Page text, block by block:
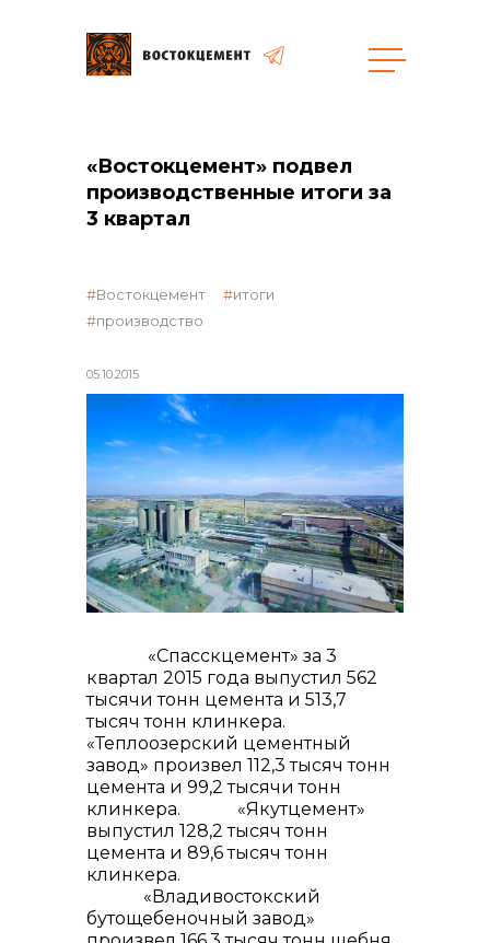
Закупки
общая информация
объявленные закупки
реализация неликвидов
контакты отдела закупок
Контакты
+7 (423) 234 50 50
«Востокцемент» подвел
производственные итоги за
3 квартал
05.10.2015
Востокцемент
итоги
производство
«Спасскцемент» за 3
квартал 2015 года выпустил 562
тысячи тонн цемента и 513,7
тысяч тонн клинкера.
«Теплоозерский цементный
завод» произвел 112,3 тысяч тонн
цемента и 99,2 тысячи тонн
клинкера. «Якутцемент»
выпустил 128,2 тысяч тонн
цемента и 89,6 тысяч тонн
клинкера.
«Владивостокский
бутощебеночный завод»